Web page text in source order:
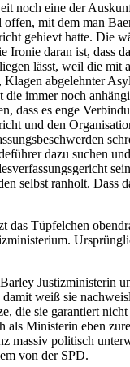
noch eine der
mit dem man
gehievt hatte. Die
Ironie daran ist, dass
lässt, weil die mit
Klagen abgelehnter
die immer noch
dass es enge
und den
dazu suchen
selbst ranholt. Dass
das Tüpfelchen
Justizministerin
damit weiß sie
die sie garantiert nicht
als Ministerin eben
massiv politisch
von der SPD.